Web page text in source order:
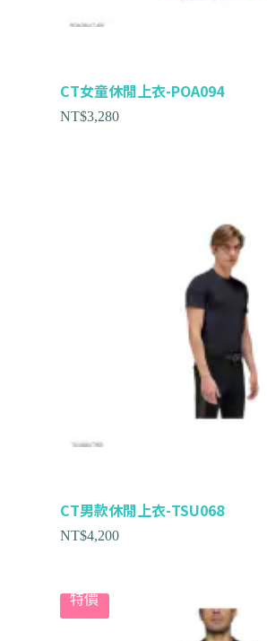
CT女童休閒上衣-POA094
NT$3,280
CT男款休閒上衣-TSU068
NT$4,200
特價